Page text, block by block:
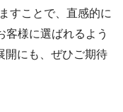
すことで、直感的に
客様に選ばれるよう
開にも、ぜひご期待